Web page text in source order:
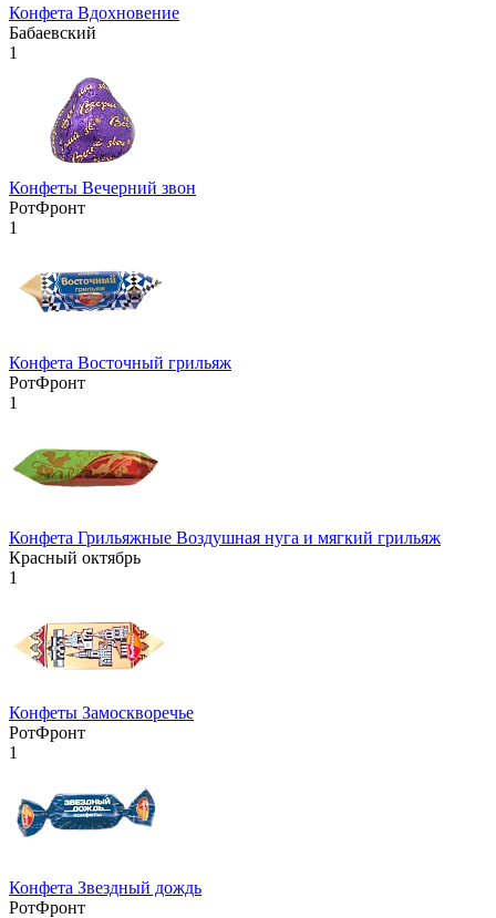
Конфета Вдохновение
Бабаевский
1
Конфеты Вечерний звон
РотФронт
1
Конфета Восточный грильяж
РотФронт
1
Конфета Грильяжные Воздушная нуга и мягкий грильяж
Красный октябрь
1
Конфеты Замоскворечье
РотФронт
1
Конфета Звездный дождь
РотФронт